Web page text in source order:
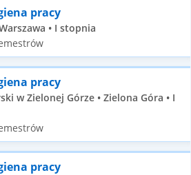
pracy
• I stopnia
pracy
w Zielonej Górze • Zielona Góra • I
pracy